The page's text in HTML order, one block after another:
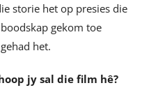
storie het op presies die
gekom toe
het.
jy sal die film hê?